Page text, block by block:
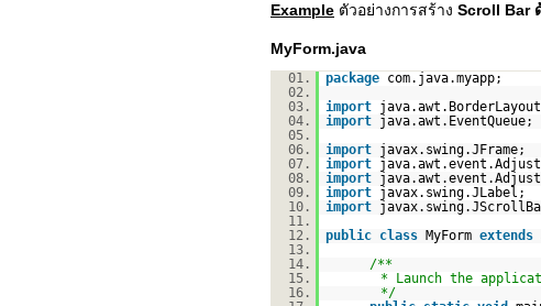
Example ตัวอย่างการสร้าง Scroll Bar
MyForm.java
01. package
com.java.myapp;
02.
03.
import
04.
import
java.awt.EventQueue;
05.
06.
import
javax.swing.JFrame;
07.
import
08.
import
09.
import
javax.swing.JLabel;
10.
import
11.
12.
public class MyForm extends
13.
14.
/**
15.
* Launch the
16.
*/